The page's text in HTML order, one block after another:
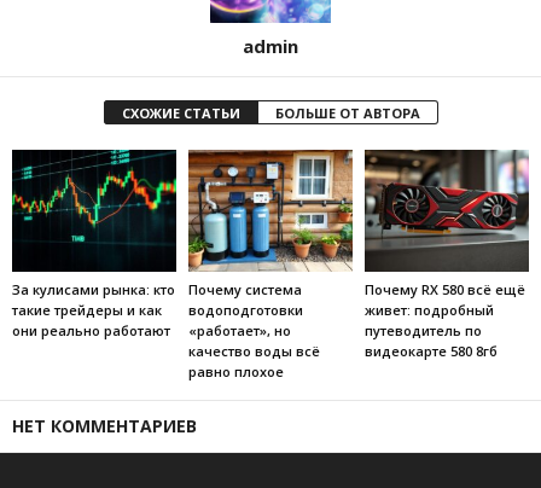
admin
СХОЖИЕ СТАТЬИ БОЛЬШЕ ОТ АВТОРА
За кулисами рынка: кто
такие трейдеры и как
они реально работают
Почему система
водоподготовки
«работает», но
качество воды всё
равно плохое
Почему RX 580 всё ещё
живет: подробный
путеводитель по
видеокарте 580 8гб
НЕТ КОММЕНТАРИЕВ